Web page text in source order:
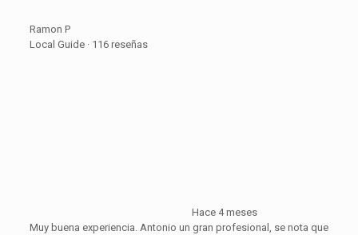
Ramon P
Local Guide · 116 reseñas
Hace 4 meses
Muy buena experiencia. Antonio un gran profesional, se nota que